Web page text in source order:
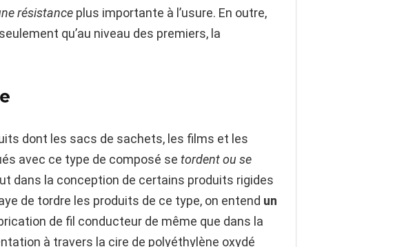
résistance plus importante à l’usure. En outre,
qu’au niveau des premiers, la
dont les sacs de sachets, les films et les
avec ce type de composé se tordent ou se
dans la conception de certains produits rigides
de tordre les produits de ce type, on entend un
de fil conducteur de même que dans la
à travers la cire de polyéthylène oxydé